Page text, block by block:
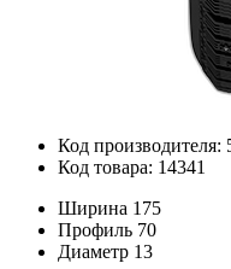
Код производителя:
Код товара: 14341
Ширина 175
Профиль 70
Диаметр 13